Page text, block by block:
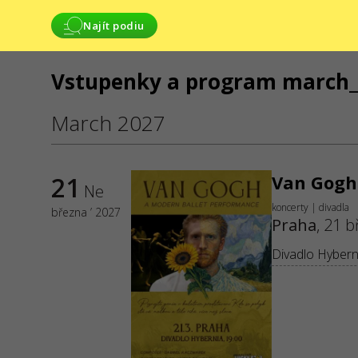
Najít podiu
SLUŽBY
Dodání a platba
Vstupenky a program
March 2027
21 Ne
března ’ 2027
Van
koncerty | divadla
Praha, 21
Divadlo